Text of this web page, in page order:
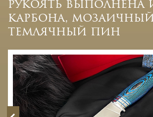
рукоять выполнена
карбона,
темлячный пин